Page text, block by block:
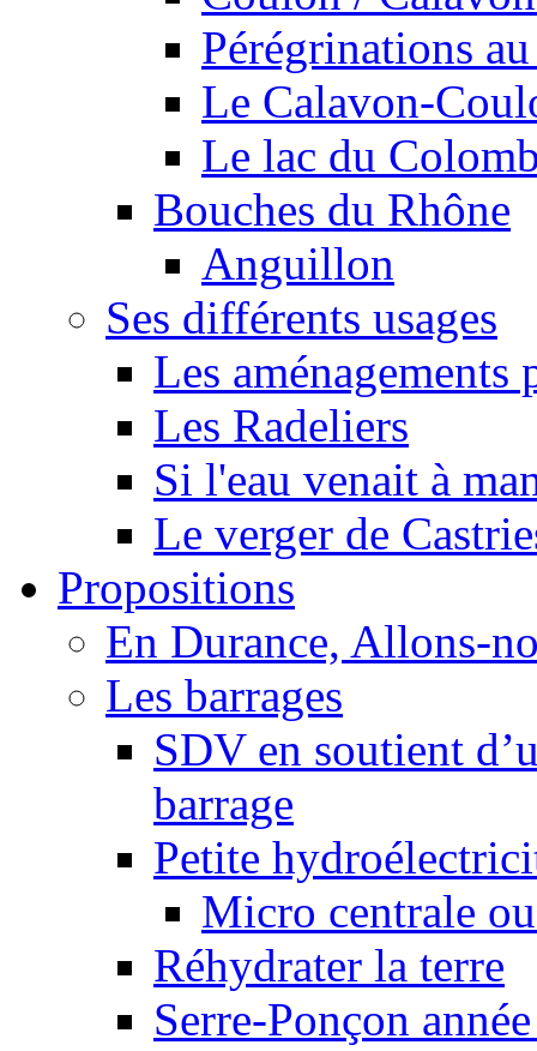
Pérégrinations
Le Calavon-
Le lac du
Bouches du Rhône
Anguillon
Ses différents usages
Les
Les Radeliers
Si l'eau venait à
Le verger de
Propositions
En Durance, Allons-
Les barrages
SDV en soutient
barrage
Petite
Micro centrale
Réhydrater la terre
Serre-Ponçon